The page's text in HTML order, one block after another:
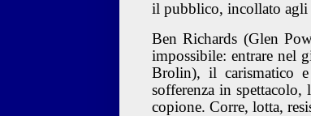
il pubblico, incollato agli
Ben Richards (Glen
impossibile: entrare nel
Brolin), il carismatico e
sofferenza in
copione. Corre, lotta,